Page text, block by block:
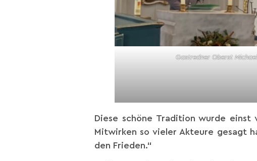
Gastredner Oberst
Diese schöne Tradition wurde einst
Mitwirken so vieler Akteure gesagt
den Frieden.“